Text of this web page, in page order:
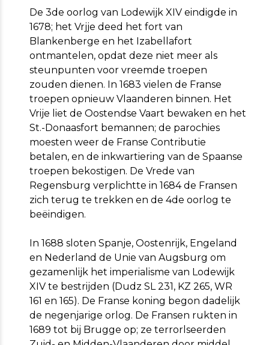
De 3de oorlog van Lodewijk XIV eindigde in
1678; het Vrjje deed het fort van
Blankenberge en het Izabellafort
ontmantelen, opdat deze niet meer als
steunpunten voor vreemde troepen
zouden dienen. In 1683 vielen de Franse
troepen opnieuw Vlaanderen binnen. Het
Vrije liet de Oostendse Vaart bewaken en het
St.-Donaasfort bemannen; de parochies
moesten weer de Franse Contributie
betalen, en de inkwartiering van de Spaanse
troepen bekostigen. De Vrede van
Regensburg verplichtte in 1684 de Fransen
zich terug te trekken en de 4de oorlog te
beëindigen.
In 1688 sloten Spanje, Oostenrijk, Engeland
en Nederland de Unie van Augsburg om
gezamenlijk het imperialisme van Lodewijk
XIV te bestrijden (Dudz SL 231, KZ 265, WR
161 en 165). De Franse koning begon dadelijk
de negenjarige orlog. De Fransen rukten in
1689 tot bij Brugge op; ze terrorlseerden